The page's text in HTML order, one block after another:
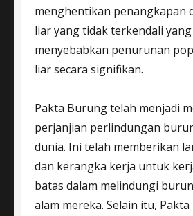
menghentikan penangkapan
liar yang tidak terkendali
menyebabkan penurunan
liar secara signifikan.
Pakta Burung telah menjadi
perjanjian perlindungan
dunia. Ini telah memberikan
dan kerangka kerja untuk
batas dalam melindungi
alam mereka. Selain itu,